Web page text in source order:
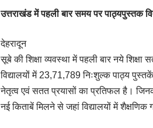
उत्तराखंड में पहली बार समय पर पाठ्यपुस्तक
देहरादून
सूबे की शिक्षा व्यवस्था में पहली बार नये
विद्यालयों में 23,71,789 निःशुल्क पाठ्य
नेतृत्व एवं सतत प्रयासों का प्रतिफल है।
नई किताबें मिलने से जहां विद्यालयों में शैक्षणिक